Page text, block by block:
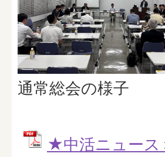
通常総会の様子
★中活ニュース